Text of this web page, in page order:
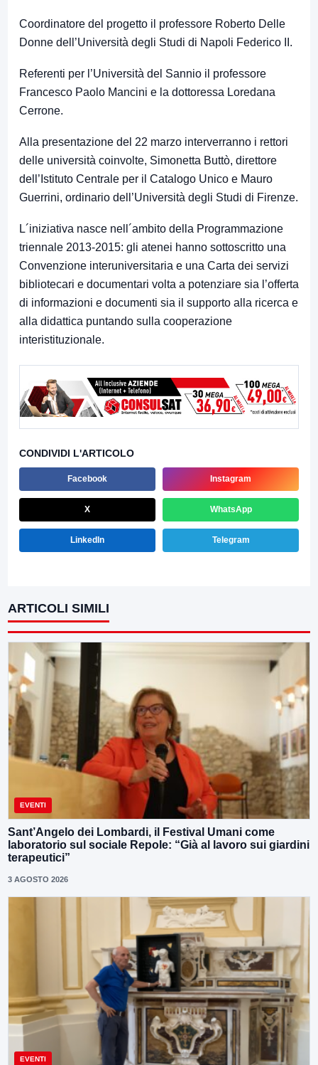
Coordinatore del progetto il professore Roberto Delle
Donne dell’Università degli Studi di Napoli Federico II.
Referenti per l’Università del Sannio il professore
Francesco Paolo Mancini e la dottoressa Loredana
Cerrone.
Alla presentazione del 22 marzo interverranno i rettori
delle università coinvolte, Simonetta Buttò, direttore
dell’Istituto Centrale per il Catalogo Unico e Mauro
Guerrini, ordinario dell’Università degli Studi di Firenze.
L´iniziativa nasce nell´ambito della Programmazione
triennale 2013-2015: gli atenei hanno sottoscritto una
Convenzione interuniversitaria e una Carta dei servizi
bibliotecari e documentari volta a potenziare sia l’offerta
di informazioni e documenti sia il supporto alla ricerca e
alla didattica puntando sulla cooperazione
interistituzionale.
CONDIVIDI L'ARTICOLO
Facebook Instagram
X WhatsApp
LinkedIn Telegram
ARTICOLI SIMILI
EVENTI
Sant’Angelo dei Lombardi, il Festival Umani come
laboratorio sul sociale Repole: “Già al lavoro sui giardini
terapeutici”
3 AGOSTO 2026
EVENTI